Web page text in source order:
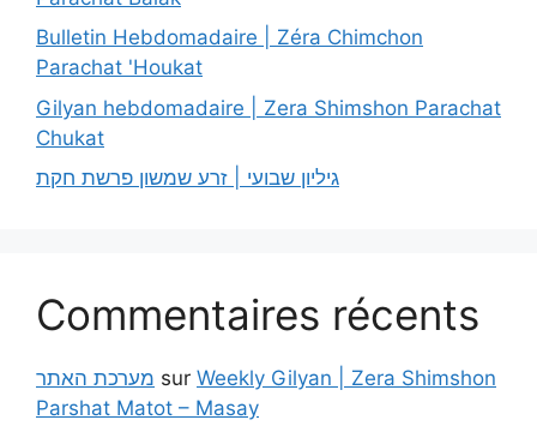
Bulletin Hebdomadaire | Zéra Chimchon
Parachat 'Houkat
Gilyan hebdomadaire | Zera Shimshon Parachat
Chukat
גיליון שבועי | זרע שמשון פרשת חקת
Commentaires récents
מערכת האתר sur Weekly Gilyan | Zera Shimshon
Parshat Matot – Masay